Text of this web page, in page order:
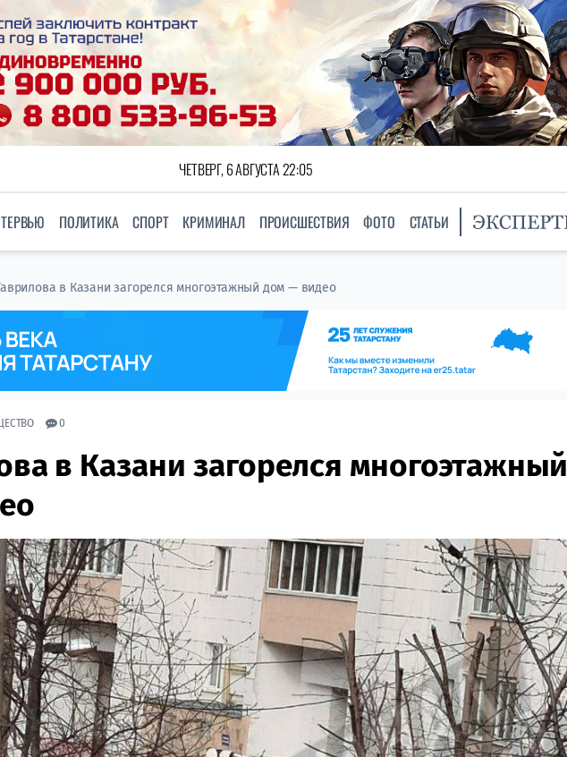
ЧЕТВЕРГ, 6 АВГУСТА 22:05
ПОЛИТИКА СПОРТ КРИМИНАЛ ПРОИСШЕСТВИЯ ФОТО СТАТЬИ
в Казани загорелся многоэтажный дом — видео
0
в Казани загорелся многоэтажный